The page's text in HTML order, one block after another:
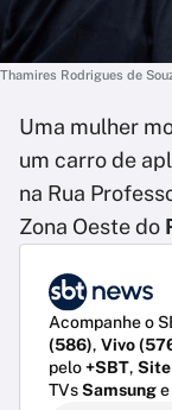
Thamires Rodrigues de
Uma mulher
um carro de
na Rua
Zona Oeste do
Acompanhe o
(586), Vivo
pelo+SBT, Site
TVsSamsunge